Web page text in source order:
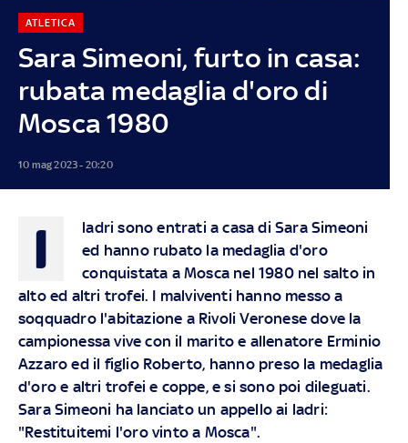
Sara Simeoni, furto in casa:
rubata medaglia d'oro di
Mosca 1980
ATLETICA
10 mag 2023 - 20:20
I
ladri sono entrati a casa di Sara Simeoni
ed hanno rubato la medaglia d'oro
conquistata a Mosca nel 1980 nel salto in
alto ed altri trofei. I malviventi hanno messo a
soqquadro l'abitazione a Rivoli Veronese dove la
campionessa vive con il marito e allenatore Erminio
Azzaro ed il figlio Roberto, hanno preso la medaglia
d'oro e altri trofei e coppe, e si sono poi dileguati.
Sara Simeoni ha lanciato un appello ai ladri:
"Restituitemi l'oro vinto a Mosca".